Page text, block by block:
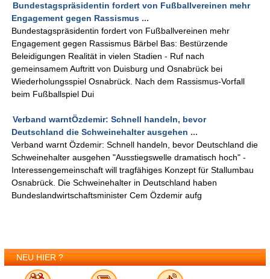
Bundestagspräsidentin fordert von Fußballvereinen mehr
Engagement gegen Rassismus ...
Bundestagspräsidentin fordert von Fußballvereinen mehr
Engagement gegen Rassismus Bärbel Bas: Bestürzende
Beleidigungen Realität in vielen Stadien - Ruf nach
gemeinsamem Auftritt von Duisburg und Osnabrück bei
Wiederholungsspiel Osnabrück. Nach dem Rassismus-Vorfall
beim Fußballspiel Dui
Verband warntÖzdemir: Schnell handeln, bevor
Deutschland die Schweinehalter ausgehen ...
Verband warnt Özdemir: Schnell handeln, bevor Deutschland die
Schweinehalter ausgehen "Ausstiegswelle dramatisch hoch" -
Interessengemeinschaft will tragfähiges Konzept für Stallumbau
Osnabrück. Die Schweinehalter in Deutschland haben
Bundeslandwirtschaftsminister Cem Özdemir aufg
NEU HIER ?